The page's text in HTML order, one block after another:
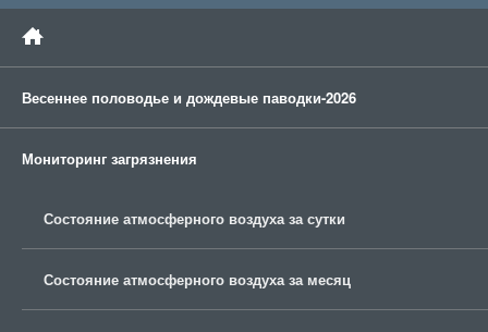
Весеннее половодье и дождевые паводки-2026
Мониторинг загрязнения
Состояние атмосферного воздуха за сутки
Состояние атмосферного воздуха за месяц